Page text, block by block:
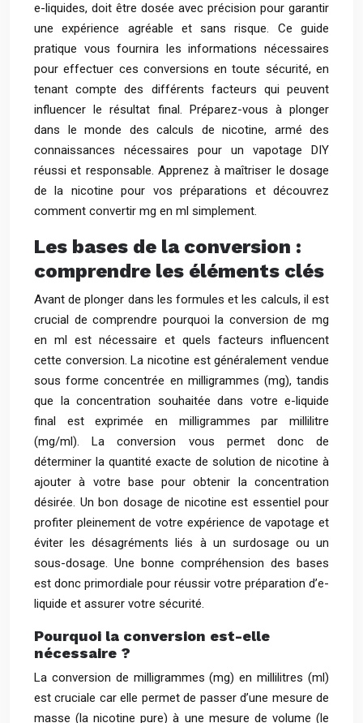
e-liquides, doit être dosée avec précision pour garantir
une expérience agréable et sans risque. Ce guide
pratique vous fournira les informations nécessaires
pour effectuer ces conversions en toute sécurité, en
tenant compte des différents facteurs qui peuvent
influencer le résultat final. Préparez-vous à plonger
dans le monde des calculs de nicotine, armé des
connaissances nécessaires pour un vapotage DIY
réussi et responsable. Apprenez à maîtriser le dosage
de la nicotine pour vos préparations et découvrez
comment convertir mg en ml simplement.
Les bases de la conversion :
comprendre les éléments clés
Avant de plonger dans les formules et les calculs, il est
crucial de comprendre pourquoi la conversion de mg
en ml est nécessaire et quels facteurs influencent
cette conversion. La nicotine est généralement vendue
sous forme concentrée en milligrammes (mg), tandis
que la concentration souhaitée dans votre e-liquide
final est exprimée en milligrammes par millilitre
(mg/ml). La conversion vous permet donc de
déterminer la quantité exacte de solution de nicotine à
ajouter à votre base pour obtenir la concentration
désirée. Un bon dosage de nicotine est essentiel pour
profiter pleinement de votre expérience de vapotage et
éviter les désagréments liés à un surdosage ou un
sous-dosage. Une bonne compréhension des bases
est donc primordiale pour réussir votre préparation d’e-
liquide et assurer votre sécurité.
Pourquoi la conversion est-elle
nécessaire ?
La conversion de milligrammes (mg) en millilitres (ml)
est cruciale car elle permet de passer d’une mesure de
masse (la nicotine pure) à une mesure de volume (le